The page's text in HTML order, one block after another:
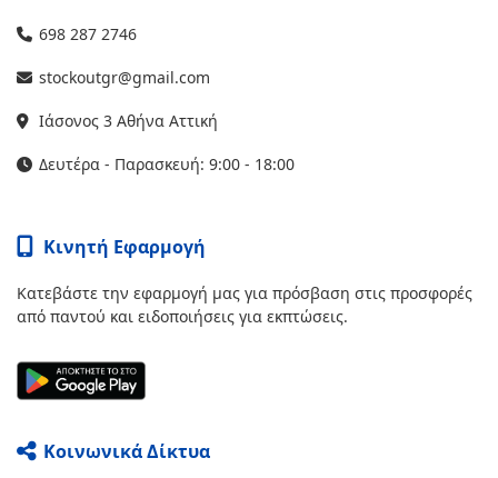
698 287 2746
stockoutgr@gmail.com
Ιάσονος 3 Αθήνα Αττική
Δευτέρα - Παρασκευή: 9:00 - 18:00
Κινητή Εφαρμογή
Κατεβάστε την εφαρμογή μας για πρόσβαση στις προσφορές
από παντού και ειδοποιήσεις για εκπτώσεις.
Κοινωνικά Δίκτυα